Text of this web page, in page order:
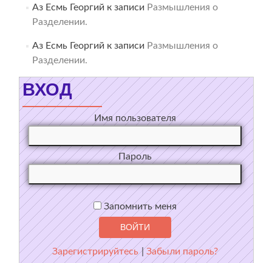
Аз Есмь Георгий к записи Размышления о
Разделении.
Аз Есмь Георгий к записи Размышления о
Разделении.
ВХОД
Имя пользователя
Пароль
Запомнить меня
Зарегистрируйтесь |Забыли пароль?